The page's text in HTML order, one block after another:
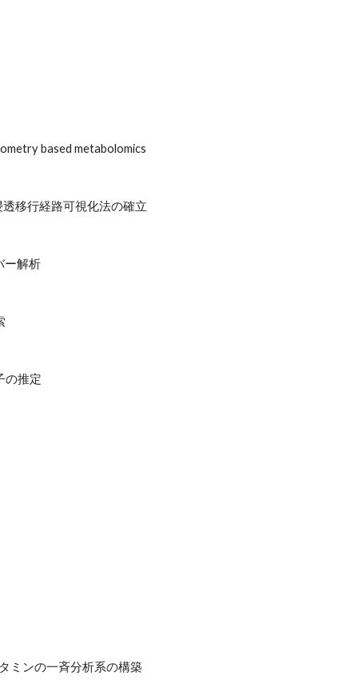
based metabolomics
移行経路可視化法の確立
ー解析
の推定
ミンの一斉分析系の構築